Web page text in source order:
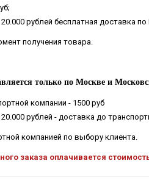
рублей бесплатная доставка
получения товара.
только по Москве и
компании - 1500 руб
рублей - доставка до
компанией по выбору клиента.
заказа оплачивается